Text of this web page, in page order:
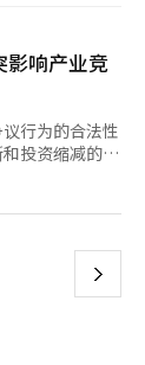
和补偿基础也
。劳动、资本
突发展到李在
非扩音器。韩
新建立对话秩
，罢工动员
谈判方案中提
利润30%的绩
于奖金分配，
竞争”固化，
。 与此
小协力企业扩
劳动市场二元
平为100计
后，工会指责
为“紧急协
调，政治和政
件不仅是劳资
高运费、改善
小化为由采取
工会认为这是
业扩散。便利
断将直接影响
影响产业竞
行为的合法性
投资缩减的担
律判决的对抗
效奖金制度和
对象，并将努
下